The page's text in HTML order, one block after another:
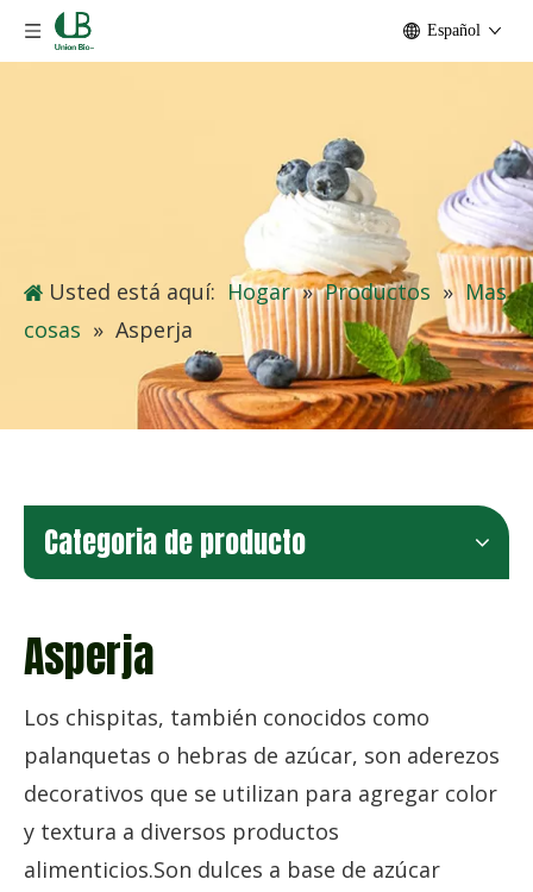
Español
Usted está aquí: Hogar » Productos » Mas
cosas » Asperja
Categoria de producto
Asperja
Los chispitas, también conocidos como
palanquetas o hebras de azúcar, son aderezos
decorativos que se utilizan para agregar color
y textura a diversos productos
alimenticios.Son dulces a base de azúcar